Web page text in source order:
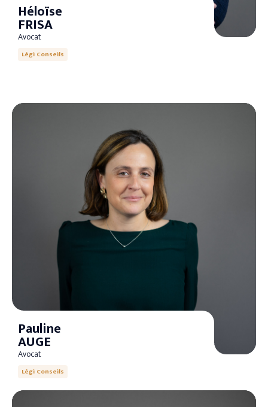
Héloïse
FRISA
Avocat
Légi Conseils
Pauline
AUGE
Avocat
Légi Conseils